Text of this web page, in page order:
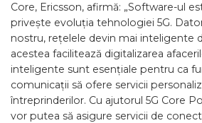
Core, Ericsson, afirmă: „Software-ul
privește evoluția tehnologiei 5G.
nostru, rețelele devin mai inteligente
acestea facilitează digitalizarea
inteligente sunt esențiale pentru ca
comunicații să ofere servicii
întreprinderilor. Cu ajutorul 5G Core
vor putea să asigure servicii de